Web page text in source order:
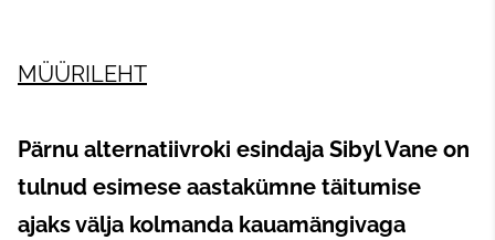
MÜÜRILEHT
Pärnu alternatiivroki esindaja Sibyl Vane on
tulnud esimese aastakümne täitumise
ajaks välja kolmanda kauamängivaga